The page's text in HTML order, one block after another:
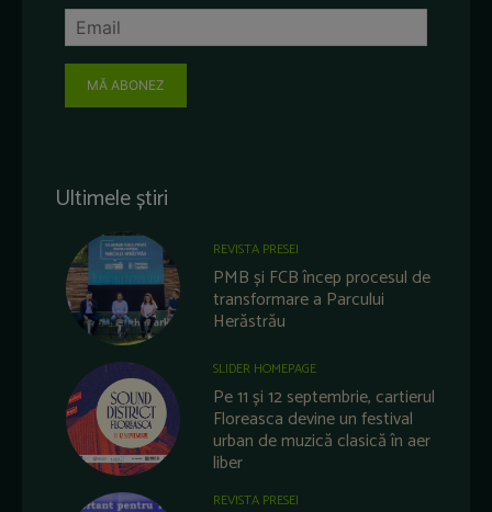
MĂ ABONEZ
Ultimele știri
REVISTA PRESEI
PMB și FCB încep procesul de
transformare a Parcului
Herăstrău
SLIDER HOMEPAGE
Pe 11 și 12 septembrie, cartierul
Floreasca devine un festival
urban de muzică clasică în aer
liber
REVISTA PRESEI